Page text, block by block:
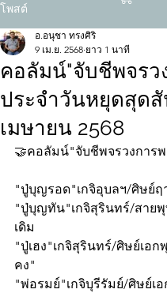
โพสต์
คอลัมน์"จับชีพจรว
ประจำวันหยุดสุด
เมษายน 2568
อ.อนุชา ทรงศิริ
9 เม.ย. 2568 ยาว 1 นาที
🤝คอลัมน์"จับชีพจรวงการพ
"ปู่บุญรอด"เกจิอุบลฯ/ศิษย์ฤ
"ปู่บุญทัน"เกจิสุรินทร์/สาย
เดิม
"ปู่เฮง"เกจิสุรินทร์/ศิษย์เอ
คง"
"พ่อรมย์"เกจิบุรีรัมย์/ศิษย์เ